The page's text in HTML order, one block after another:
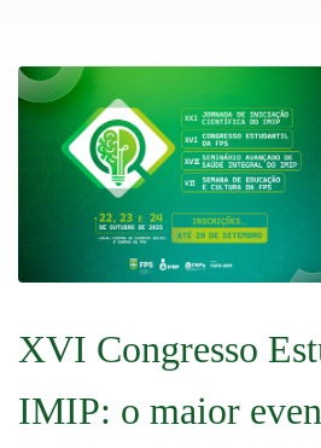
XVI Congresso
IMIP: o maior